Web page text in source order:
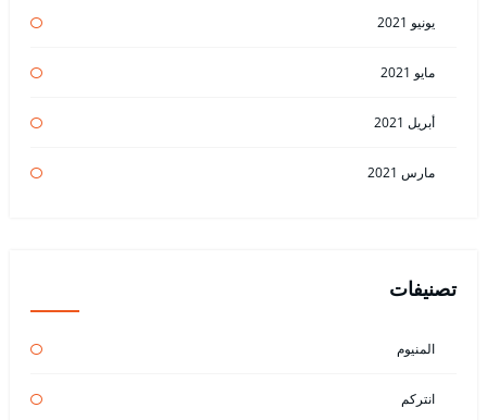
يونيو 2021
مايو 2021
أبريل 2021
مارس 2021
تصنيفات
المنيوم
انتركم